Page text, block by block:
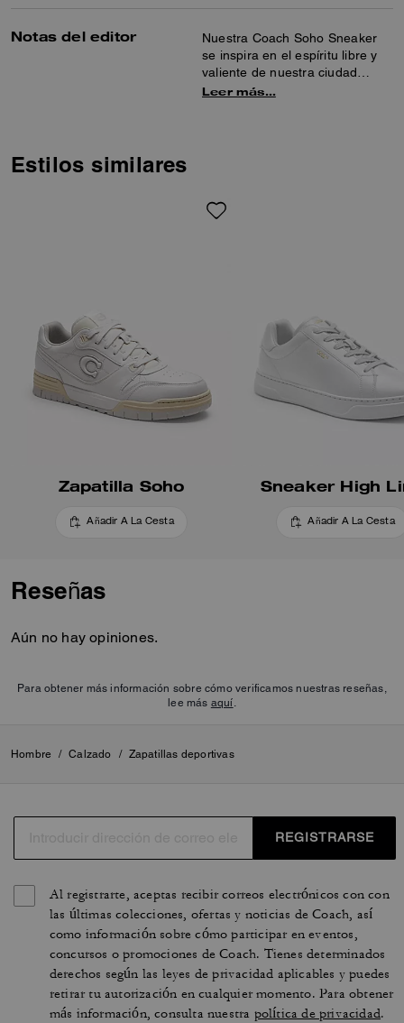
Notas del editor
Nuestra Coach Soho Sneaker
se inspira en el espíritu libre y
valiente de nuestra ciudad
natal, Nueva York, y está
entresuela con al menos un 28
estriada que incluye un detalle
con el mapa de Manhattan.
Leer más…
Estilos similares
Zapatilla Soho
Añadir A La Cesta
Sneaker High
Añadir A La Cesta
Reseñas
Aún no hay opiniones.
Para obtener más información sobre cómo verificamos nuestras reseñas,
lee más aquí
Hombre / Calzado / Zapatillas deportivas
REGISTRARSE
Al registrarte, aceptas recibir correos electrónicos con con
las últimas colecciones, ofertas y noticias de Coach, así
como información sobre cómo participar en eventos,
concursos o promociones de Coach. Tienes determinados
derechos según las leyes de privacidad aplicables y puedes
retirar tu autorización en cualquier momento. Para obtener
más información, consulta nuestra política de privacidad.